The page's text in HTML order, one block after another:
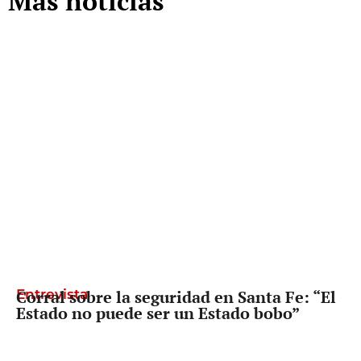
Entrevista
Corral sobre la seguridad en Santa Fe: “El
Estado no puede ser un Estado bobo”